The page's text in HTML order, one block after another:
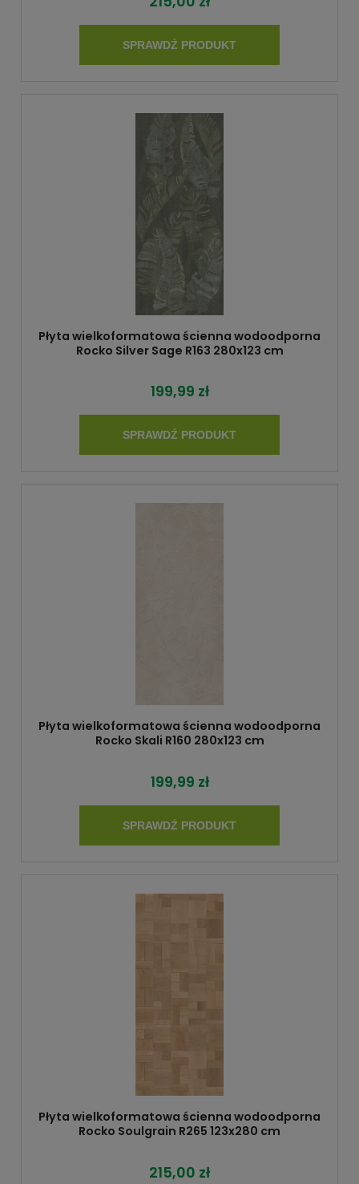
SPRAWDŹ PRODUKT
Płyta wielkoformatowa ścienna wodoodporna
Rocko Silver Sage R163 280x123 cm
199,99 zł
SPRAWDŹ PRODUKT
Płyta wielkoformatowa ścienna wodoodporna
Rocko Skali R160 280x123 cm
199,99 zł
SPRAWDŹ PRODUKT
Płyta wielkoformatowa ścienna wodoodporna
Rocko Soulgrain R265 123x280 cm
215,00 zł